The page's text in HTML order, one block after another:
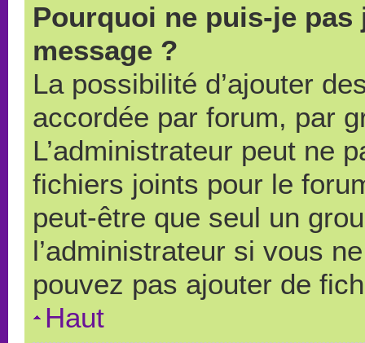
Pourquoi ne puis-je
message ?
La possibilité d’ajouter
accordée par forum, par
L’administrateur peut ne
fichiers joints pour le
peut-être que seul un
l’administrateur si vous
pouvez pas ajouter de
Haut